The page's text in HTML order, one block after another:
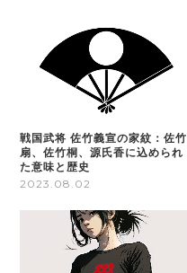
戦国武将 佐竹義宣の家紋：佐竹
扇、佐竹桐、源氏香に込められ
た意味と歴史
2023.08.02